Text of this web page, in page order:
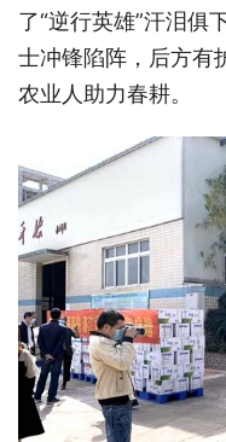
了“逆行英雄”汗泪俱
士冲锋陷阵，后方有
农业人助力春耕。